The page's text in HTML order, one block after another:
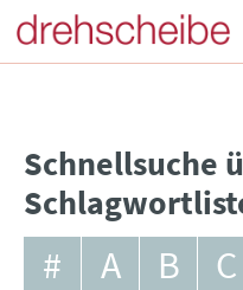
Schnellsuche
# A B C